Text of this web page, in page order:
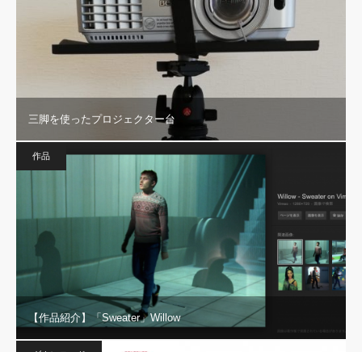
三脚を使ったプロジェクター台
作品
【作品紹介】「Sweater」Willow